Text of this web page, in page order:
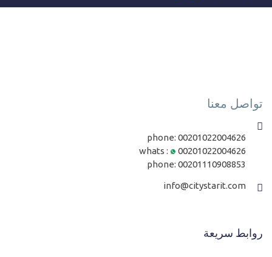
تواصل معنا
phone: 00201022004626
whats :
00201022004626
phone: 00201110908853
info@citystarit.com
روابط سريعة